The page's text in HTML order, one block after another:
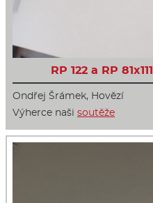
RP 122 a RP
Ondřej Šrámek, Hovězí
Výherce naši soutěže